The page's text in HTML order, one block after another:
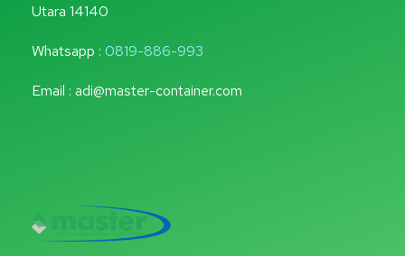
Utara 14140
Whatsapp : 0819-886-993
Email : adi@master-container.com